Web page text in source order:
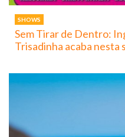
SHOWS
Sem Tirar de Dentro:
Trisadinha acaba nesta